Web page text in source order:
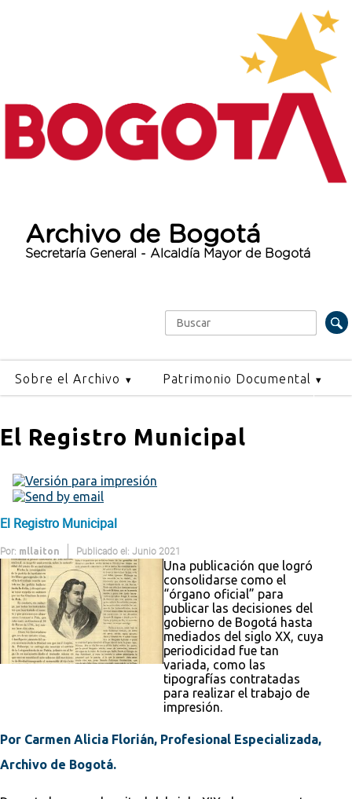
Archivo de Bogotá
Secretaría General - Alcaldía Mayor de Bogotá
Formulario de búsqueda
Buscar
Sobre el Archivo Patrimonio Documental
El Registro Municipal
El Registro Municipal
Por: mllaiton Publicado el: Junio 2021
Una publicación que logró
consolidarse como el
“órgano oficial” para
publicar las decisiones del
gobierno de Bogotá hasta
mediados del siglo XX, cuya
periodicidad fue tan
variada, como las
tipografías contratadas
para realizar el trabajo de
impresión.
Por Carmen Alicia Florián, Profesional Especializada,
Archivo de Bogotá.